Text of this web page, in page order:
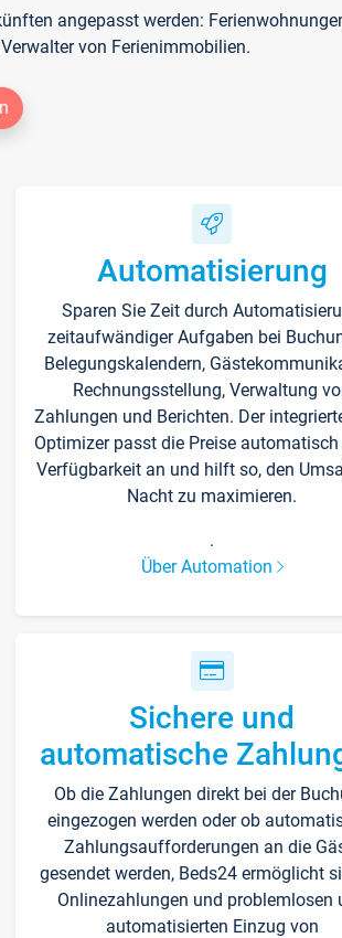
angepasst werden:
von Ferienimmobilien.
Automatisierung
Sparen Sie Zeit durch
zeitaufwändiger Aufgaben bei
Belegungskalendern,
Rechnungsstellung, Verwaltung
Zahlungen und Berichten. Der
Optimizer passt die Preise
Verfügbarkeit an und hilft so, den
Nacht zu maximieren.
.
Über Automation
Sichere und
automatische
Ob die Zahlungen direkt bei der
eingezogen werden oder ob
Zahlungsaufforderungen an die
gesendet werden, Beds24 ermöglicht
Onlinezahlungen und problemlosen
automatisierten Einzug von